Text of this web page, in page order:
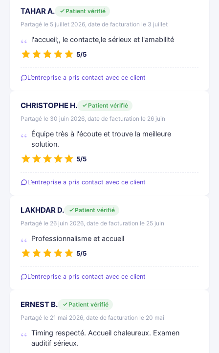
TAHAR A.
Patient vérifié
Partagé le 5 juillet 2026, date de facturation le 3 juillet
l'accueil;, le contacte,le sérieux et l'amabilité
5/5
L’entreprise a pris contact avec ce client
CHRISTOPHE H.
Patient vérifié
Partagé le 30 juin 2026, date de facturation le 26 juin
Équipe très à l'écoute et trouve la meilleure
solution.
5/5
L’entreprise a pris contact avec ce client
LAKHDAR D.
Patient vérifié
Partagé le 26 juin 2026, date de facturation le 25 juin
Professionnalisme et accueil
5/5
L’entreprise a pris contact avec ce client
ERNEST B.
Patient vérifié
Partagé le 21 mai 2026, date de facturation le 20 mai
Timing respecté. Accueil chaleureux. Examen
auditif sérieux.